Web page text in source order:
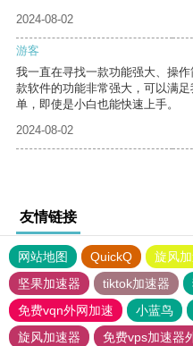
2024-08-02
游客
我一直在寻找一款功能强大、操
款软件的功能非常强大，可以满
单，即使是小白也能快速上手。
2024-08-02
友情链接
网站地图 QuickQ 旋风
坚果加速器
tiktok加速器
免费vqn外网加速
小蓝鸟
旋风加速器
免费vps加速器